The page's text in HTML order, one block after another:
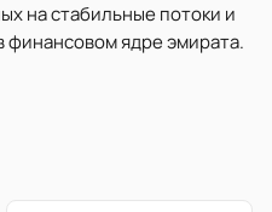
на стабильные потоки и
финансовом ядре эмирата.